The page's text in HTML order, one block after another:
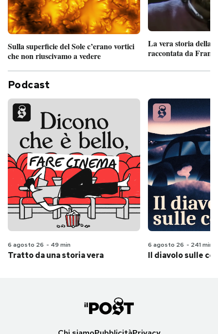
Sulla superficie del Sole c’erano vortici
che non riuscivamo a vedere
La vera storia della
raccontata da
Podcast
6 agosto 26 - 49 min
Tratto da una storia vera
6 agosto 26 - 241 min
Il diavolo sulle